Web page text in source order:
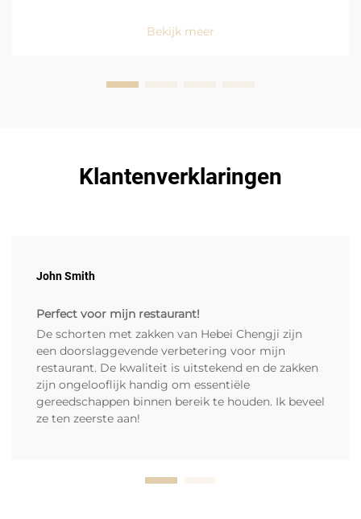
vlekken en vloeistoffen, maar ook vanwege het
Bekijk meer
Klantenverklaringen
John Smith
Perfect voor mijn restaurant!
De schorten met zakken van Hebei Chengji zijn
een doorslaggevende verbetering voor mijn
restaurant. De kwaliteit is uitstekend en de zakken
zijn ongelooflijk handig om essentiële
gereedschappen binnen bereik te houden. Ik beveel
ze ten zeerste aan!